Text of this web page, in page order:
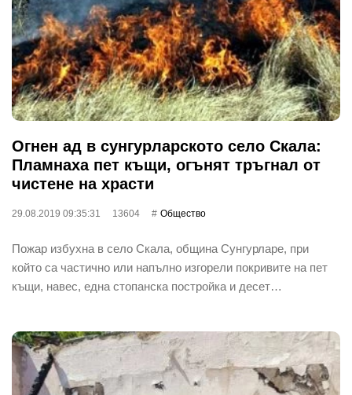
Огнен ад в сунгурларското село Скала:
Пламнаха пет къщи, огънят тръгнал от
чистене на храсти
29.08.2019 09:35:31 13604 Общество
Пожар избухна в село Скала, община Сунгурларе, при
който са частично или напълно изгорели покривите на пет
къщи, навес, една стопанска постройка и десет…